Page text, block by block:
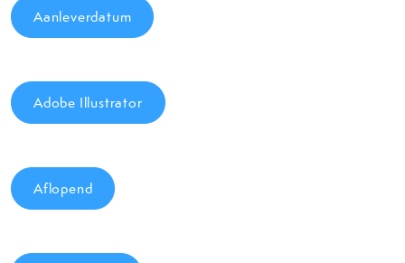
Aanleverdatum
Adobe Illustrator
Aflopend